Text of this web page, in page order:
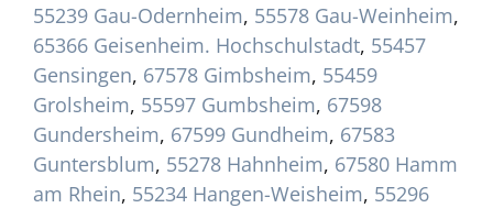
55239 Gau-Odernheim, 55578 Gau-Weinheim,
65366 Geisenheim. Hochschulstadt, 55457
Gensingen, 67578 Gimbsheim, 55459
Grolsheim, 55597 Gumbsheim, 67598
Gundersheim, 67599 Gundheim, 67583
Guntersblum, 55278 Hahnheim, 67580 Hamm
am Rhein, 55234 Hangen-Weisheim, 55296